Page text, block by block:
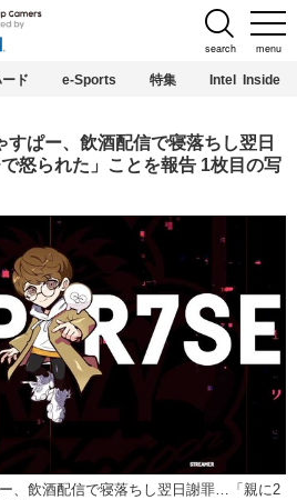
menu
search
ード e-Sports 特集 Intel Inside
すぱー、飲酒配信で寝落ちし翌日
怒られた」ことを報告 1枚目の写
、飲酒配信で寝落ちし翌日謝罪…「親に2